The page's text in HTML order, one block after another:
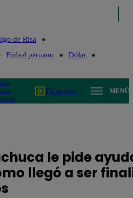
de Risa
Fútbol peruano
Dólar
TV en vivo MENÚ
le pide
llegó a ser